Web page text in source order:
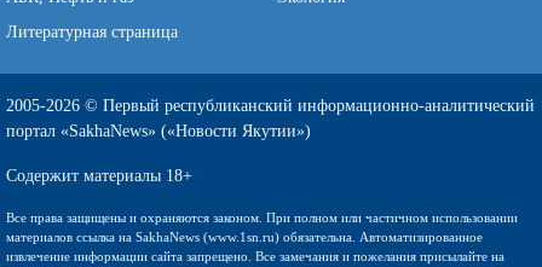
Литературная страница
2005-2026 © Первый республиканский информационно-аналитический
портал «SakhaNews» («Новости Якутии»)
Содержит материалы 18+
Все права защищены и охраняются законом. При полном или частичном использовании
материалов ссылка на SakhaNews (www.1sn.ru) обязательна. Автоматизированное
извлечение информации сайта запрещено. Все замечания и пожелания присылайте на